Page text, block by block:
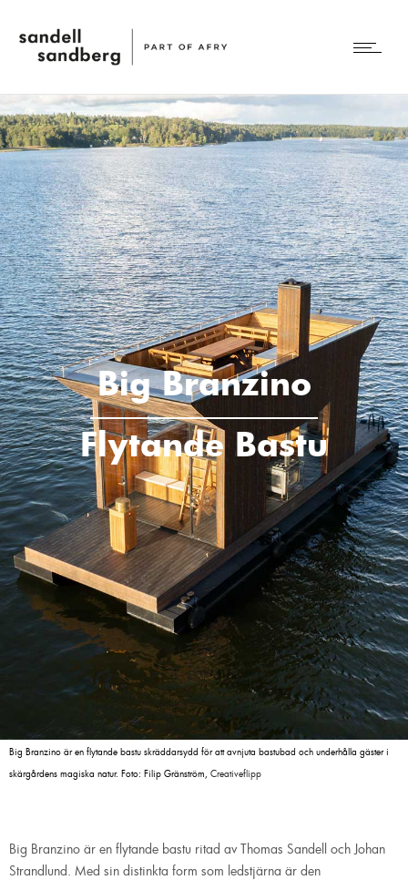
Big Branzino
Flytande Bastu
Big Branzino är en flytande bastu skräddarsydd för att avnjuta bastubad och underhålla gäster i
skärgårdens magiska natur. Foto: Filip Gränström, Creativeflipp
Big Branzino är en flytande bastu ritad av Thomas Sandell och Johan
Strandlund. Med sin distinkta form som ledstjärna är den